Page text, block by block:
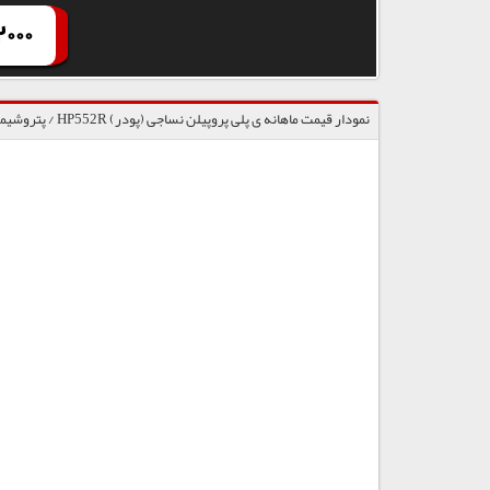
نمودار قیمت ماهانه ی پلی پروپیلن نساجی (پودر) HP552R / پتروشیمی شازند